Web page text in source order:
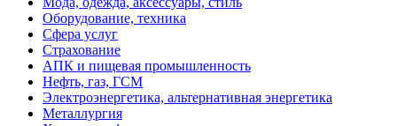
Оборудование, техника
Сфера услуг
Страхование
АПК и пищевая промышленность
Нефть, газ, ГСМ
Электроэнергетика, альтернативная энергетика
Металлургия